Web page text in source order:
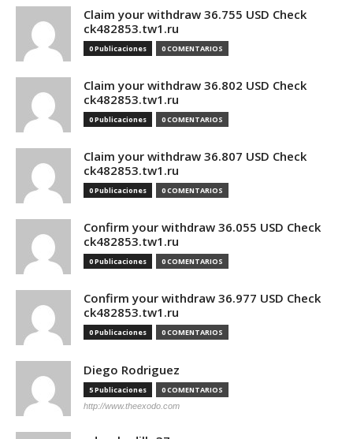
Claim your withdraw 36.755 USD Check
ck482853.tw1.ru
0 Publicaciones 0 COMENTARIOS
Claim your withdraw 36.802 USD Check
ck482853.tw1.ru
0 Publicaciones 0 COMENTARIOS
Claim your withdraw 36.807 USD Check
ck482853.tw1.ru
0 Publicaciones 0 COMENTARIOS
Confirm your withdraw 36.055 USD Check
ck482853.tw1.ru
0 Publicaciones 0 COMENTARIOS
Confirm your withdraw 36.977 USD Check
ck482853.tw1.ru
0 Publicaciones 0 COMENTARIOS
Diego Rodriguez
5 Publicaciones 0 COMENTARIOS
http://www.theexodo.com